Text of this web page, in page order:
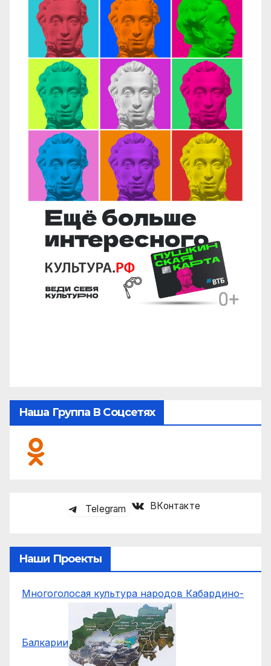
Наша Группа В Соцсетях
Telegram ВКонтакте
Наши Проекты
Многоголосая культура народов Кабардино-
Балкарии